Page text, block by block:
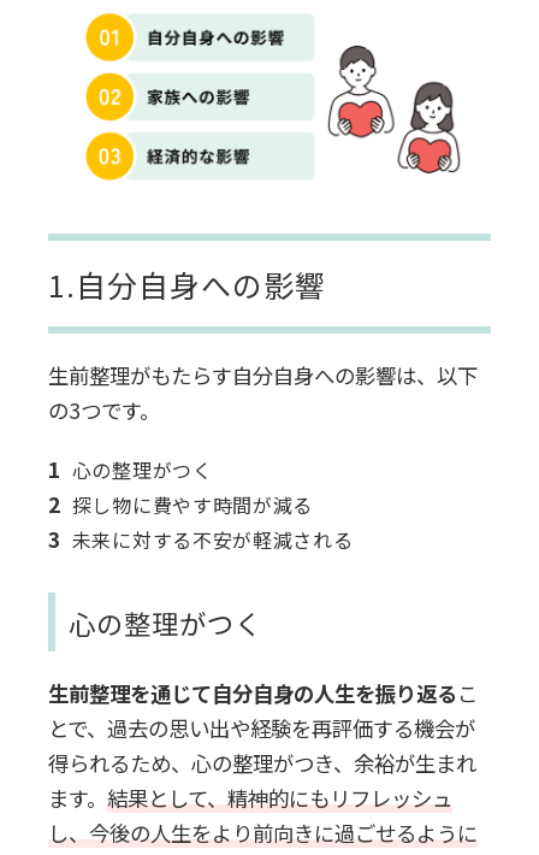
1.自分自身への影響
生前整理がもたらす自分自身への影響は、以下
の3つです。
心の整理がつく
探し物に費やす時間が減る
未来に対する不安が軽減される
心の整理がつく
生前整理を通じて自分自身の人生を振り返る こ
とで、過去の思い出や経験を再評価する機会が
得られるため、心の整理がつき、余裕が生まれ
ます。 結果として、精神的にもリフレッシュ
し、今後の人生をより前向きに過ごせるように